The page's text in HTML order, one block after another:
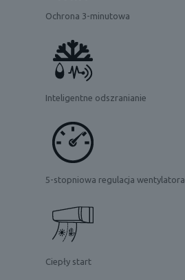
Ochrona 3-minutowa
Inteligentne odszranianie
5-stopniowa regulacja wentylatora
Ciepły start